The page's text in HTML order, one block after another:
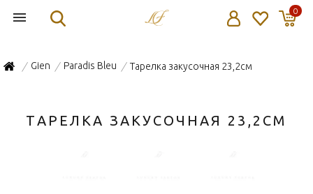
0
/ Gien / Paradis Bleu / Тарелка закусочная 23,2см
ТАРЕЛКА ЗАКУСОЧНАЯ 23,2СМ